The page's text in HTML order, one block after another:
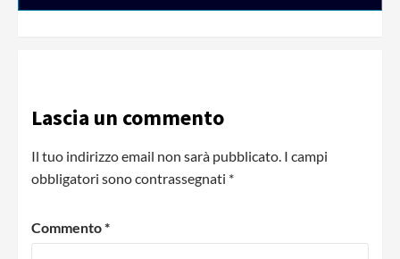
Lascia un commento
Il tuo indirizzo email non sarà pubblicato. I campi
obbligatori sono contrassegnati *
Commento*